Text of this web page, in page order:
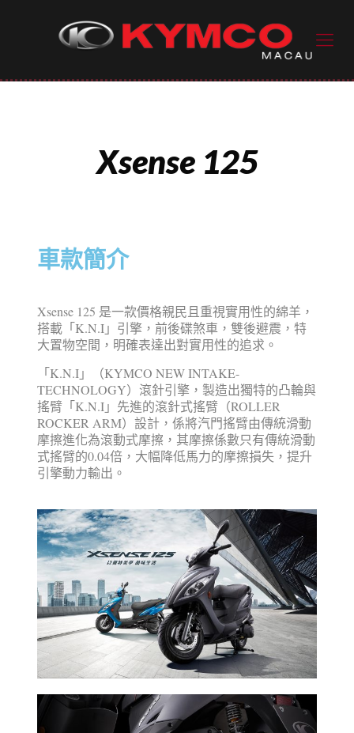
Xsense 125
車款簡介
Xsense 125 是一款價格親民且重視實用性的綿羊，
搭載「K.N.I」引擎，前後碟煞車，雙後避震，特
大置物空間，明確表達出對實用性的追求。
「K.N.I」（KYMCO NEW INTAKE-
TECHNOLOGY）滾針引擎，製造出獨特的凸輪與
搖臂「K.N.I」先進的滾針式搖臂（ROLLER
ROCKER ARM）設計，係將汽門搖臂由傳統滑動
摩擦進化為滾動式摩擦，其摩擦係數只有傳統滑動
式搖臂的0.04倍，大幅降低馬力的摩擦損失，提升
引擎動力輸出。